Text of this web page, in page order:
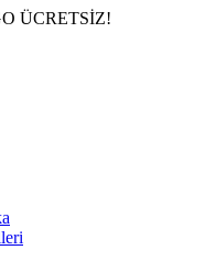
ÜCRETSİZ!